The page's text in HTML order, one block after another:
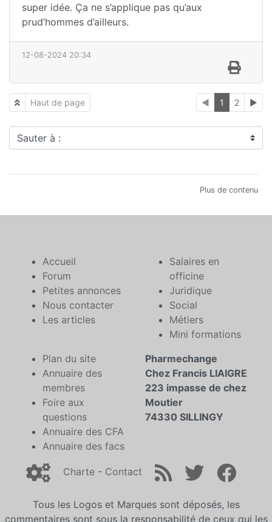
super idée. Ça ne s’applique pas qu’aux
prud’hommes d’ailleurs.
12-08-2024 20:34
Haut de page ◄ 1 2 ►
Sauter à :
Plus de contenu
Accueil
Forum
Petites annonces
Nous contacter
Les articles
Salaires en
officine
Juridique
Social
Métiers
Mini formations
Plan du site
Annuaire des
membres
Foire aux
questions
Annuaire des CFA
Annuaire des facs
Pharmechange
Chez Francis LIAIGRE
223 impasse de chez
Moutier
74330 SILLINGY
Charte - Contact
Tous les Logos et Marques sont déposés, les
commentaires sont sous la responsabilité de ceux qui les